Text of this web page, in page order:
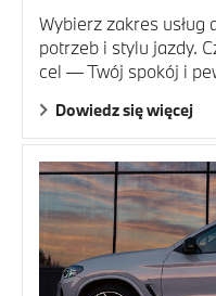
Wybierz zakres usług
potrzeb i stylu jazdy.
cel — Twój spokój i
Dowiedz się więcej